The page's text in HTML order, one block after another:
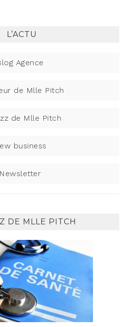
L’ACTU
Agence
de Mlle Pitch
de Mlle Pitch
business
Newsletter
DE MLLE PITCH